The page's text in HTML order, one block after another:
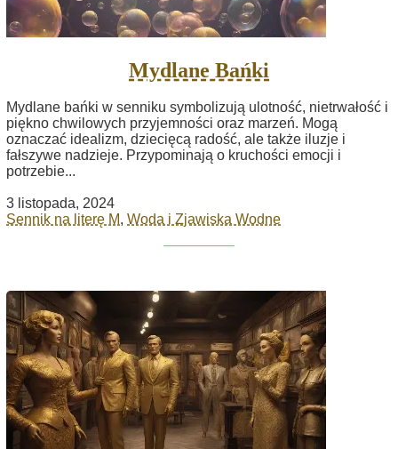
Mydlane Bańki
Mydlane bańki w senniku symbolizują ulotność, nietrwałość i
piękno chwilowych przyjemności oraz marzeń. Mogą
oznaczać idealizm, dziecięcą radość, ale także iluzje i
fałszywe nadzieje. Przypominają o kruchości emocji i
potrzebie...
3 listopada, 2024
Sennik na literę M, Woda i Zjawiska Wodne